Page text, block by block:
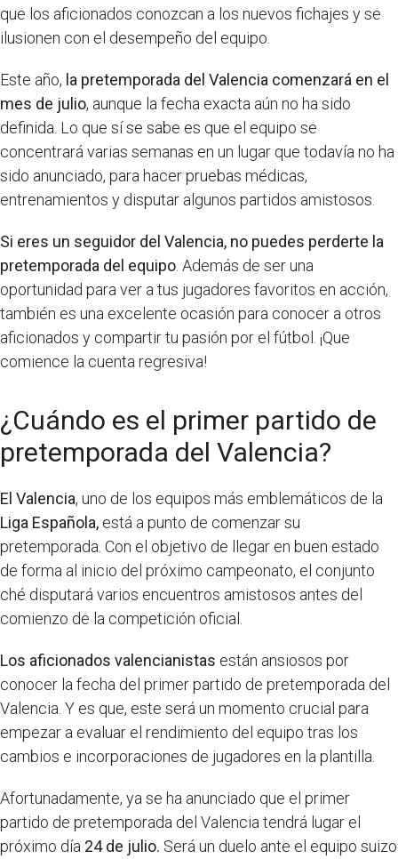
que los aficionados conozcan a los nuevos fichajes y se
ilusionen con el desempeño del equipo.
Este año, la pretemporada del Valencia comenzará en el
mes de julio, aunque la fecha exacta aún no ha sido
definida. Lo que sí se sabe es que el equipo se
concentrará varias semanas en un lugar que todavía no ha
sido anunciado, para hacer pruebas médicas,
entrenamientos y disputar algunos partidos amistosos.
Si eres un seguidor del Valencia, no puedes perderte la
pretemporada del equipo . Además de ser una
oportunidad para ver a tus jugadores favoritos en acción,
también es una excelente ocasión para conocer a otros
aficionados y compartir tu pasión por el fútbol. ¡Que
comience la cuenta regresiva!
¿Cuándo es el primer partido de
pretemporada del Valencia?
El Valencia, uno de los equipos más emblemáticos de la
Liga Española, está a punto de comenzar su
pretemporada. Con el objetivo de llegar en buen estado
de forma al inicio del próximo campeonato, el conjunto
ché disputará varios encuentros amistosos antes del
comienzo de la competición oficial.
Los aficionados valencianistas están ansiosos por
conocer la fecha del primer partido de pretemporada del
Valencia. Y es que, este será un momento crucial para
empezar a evaluar el rendimiento del equipo tras los
cambios e incorporaciones de jugadores en la plantilla.
Afortunadamente, ya se ha anunciado que el primer
partido de pretemporada del Valencia tendrá lugar el
próximo día 24 de julio. Será un duelo ante el equipo suizo